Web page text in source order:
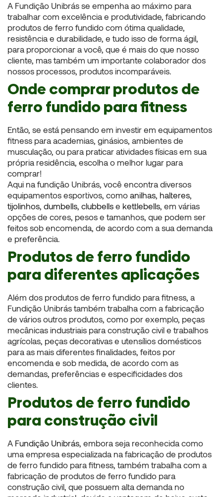
A Fundição Unibrás se empenha ao máximo para
trabalhar com excelência e produtividade, fabricando
produtos de ferro fundido com ótima qualidade,
resistência e durabilidade, e tudo isso de forma ágil,
para proporcionar a você, que é mais do que nosso
cliente, mas também um importante colaborador dos
nossos processos, produtos incomparáveis.
Onde comprar produtos de
ferro fundido para fitness
Então, se está pensando em investir em equipamentos
fitness para academias, ginásios, ambientes de
musculação, ou para praticar atividades físicas em sua
própria residência, escolha o melhor lugar para
comprar!
Aqui na fundição Unibrás, você encontra diversos
equipamentos esportivos, como anilhas, halteres,
tijolinhos, dumbells, clubbells e kettlebells, em várias
opções de cores, pesos e tamanhos, que podem ser
feitos sob encomenda, de acordo com a sua demanda
e preferência.
Produtos de ferro fundido
para diferentes aplicações
Além dos produtos de ferro fundido para fitness, a
Fundição Unibrás também trabalha com a fabricação
de vários outros produtos, como por exemplo, peças
mecânicas industriais para construção civil e trabalhos
agrícolas, peças decorativas e utensílios domésticos
para as mais diferentes finalidades, feitos por
encomenda e sob medida, de acordo com as
demandas, preferências e especificidades dos
clientes.
Produtos de ferro fundido
para construção civil
A Fundição Unibrás, embora seja reconhecida como
uma empresa especializada na fabricação de produtos
de ferro fundido para fitness, também trabalha com a
fabricação de produtos de ferro fundido para
construção civil, que possuem alta demanda no